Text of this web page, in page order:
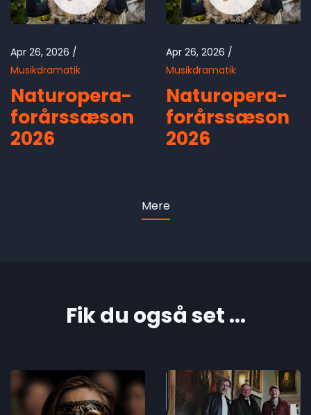
Apr 26, 2026
Musikdramatik
Naturopera-
forårssæson
2026
Apr 26, 2026
Musikdramatik
Naturopera-
forårssæson
2026
Mere
Fik du også set ...
Økonomisk
In Memory